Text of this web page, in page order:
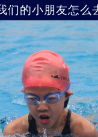
们的小朋友怎么